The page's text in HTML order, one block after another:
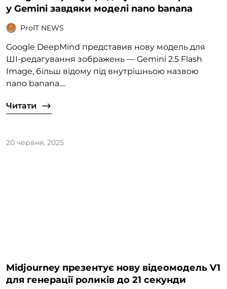
у Gemini завдяки моделі nano banana
ProIT NEWS
Google DeepMind представив нову модель для
ШІ-редагування зображень — Gemini 2.5 Flash
Image, більш відому під внутрішньою назвою
nano banana....
Читати
20 червня, 2025
Midjourney презентує нову відеомодель V1
для генерації роликів до 21 секунди